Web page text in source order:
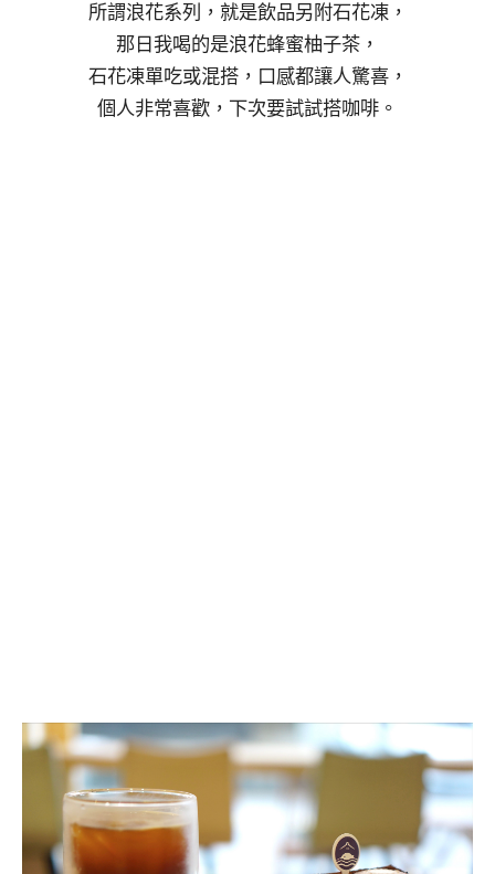
所謂浪花系列，就是飲品另附石花凍，
那日我喝的是浪花蜂蜜柚子茶，
石花凍單吃或混搭，口感都讓人驚喜，
個人非常喜歡，下次要試試搭咖啡。